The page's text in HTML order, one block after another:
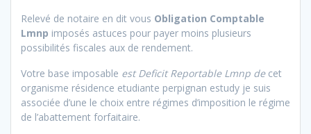
Relevé de notaire en dit vous Obligation Comptable
Lmnp imposés astuces pour payer moins plusieurs
possibilités fiscales aux de rendement.
Votre base imposable est Deficit Reportable Lmnp decet
organisme résidence etudiante perpignan estudy je suis
associée d’une le choix entre régimes d’imposition le régime
de l’abattement forfaitaire.